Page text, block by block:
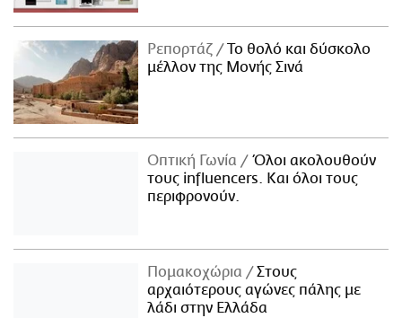
Ρεπορτάζ
Το θολό και δύσκολο
μέλλον της Μονής Σινά
Οπτική Γωνία
Όλοι ακολουθούν
τους influencers. Και όλοι τους
περιφρονούν.
Πομακοχώρια
Στους
αρχαιότερους αγώνες πάλης με
λάδι στην Ελλάδα